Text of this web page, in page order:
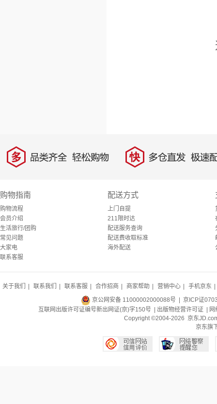
多 品类齐全，轻松购物 快 多仓直发，极速配
购物指南
购物流程
会员介绍
生活旅行/团购
常见问题
大家电
联系客服
配送方式
上门自提
211限时达
配送服务查询
配送费收取标准
海外配送
关于我们 联系我们 联系客服 合作招商 商家帮助 营销中心 手机京东
京公网安备 11000002000088号 | 京ICP证
互联网出版许可证编号新出网证(京)字150号 | 出版物经营许可证
Copyright ©2004-2026 京东
京东旗